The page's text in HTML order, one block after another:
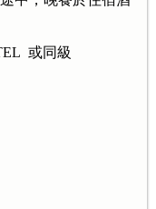
或同級